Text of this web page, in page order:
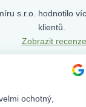
s.r.o. hodnotilo
klientů.
Zobrazit recenze
ochotný,